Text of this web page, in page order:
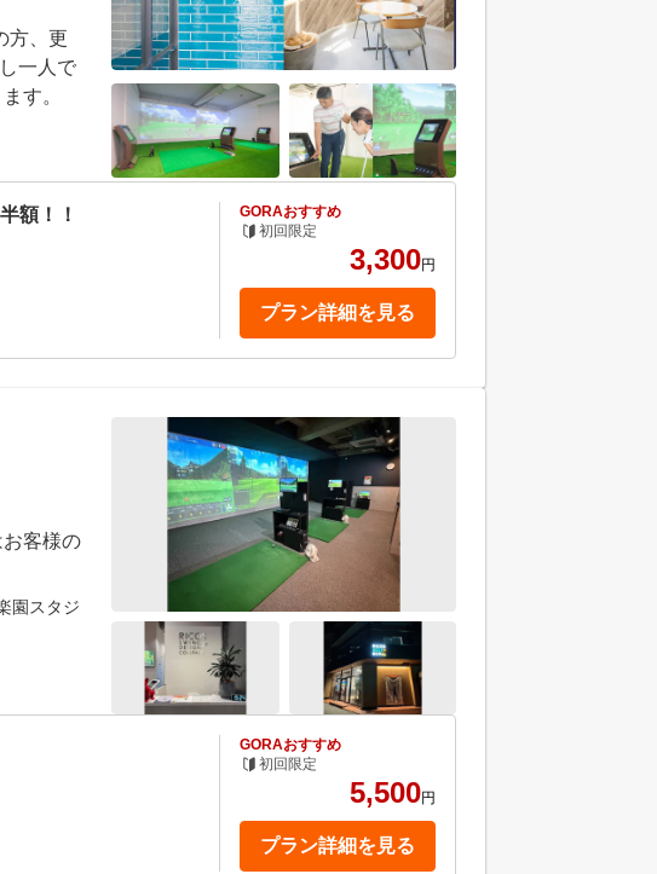
方、更
一人で
す。
額！！
GORAおすすめ
初回限定
3,300円
プラン詳細を見る
客様の
園スタジ
GORAおすすめ
初回限定
5,500円
プラン詳細を見る